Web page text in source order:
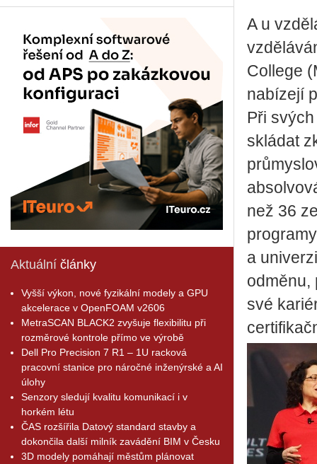
Aktuální články
Vyšší výkon, nové fyzikální modely a GPU
akcelerace v OpenFOAM v2606
MetraSCAN BLACK2 zvyšuje flexibilitu při
rozměrové kontrole přímo ve výrobě
Dell Pro Precision 7 R1 – 1U racková
pracovní stanice pro náročné inženýrské a AI
úlohy
Senzory sledují kvalitu komunikací i v
horkém létu
ČAS rozšířila Datový standard stavby a
dokončila další milník zavádění BIM v Česku
3D modely pomáhají městům plánovat
A u
College
nabízejí
Při
skládat
než 36
a
odměnu,
své